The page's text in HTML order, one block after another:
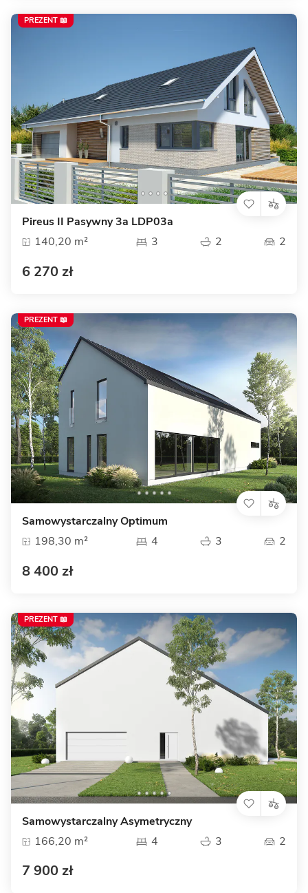
Pireus II Pasywny 3a LDP03a
140,20 m²
3 2 2
6 270 zł
PREZENT 📖
Samowystarczalny Optimum
198,30 m²
4 3 2
8 400 zł
PREZENT 📖
Samowystarczalny Asymetryczny
166,20 m²
4 3 2
7 900 zł
PREZENT 📖